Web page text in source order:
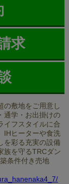
求
の敷地をご用意し
通学・お出掛けの
イフスタイルに合
IHヒーターや食洗
を彩る充実の設備
族を守るTRCダン
築条件付き売地